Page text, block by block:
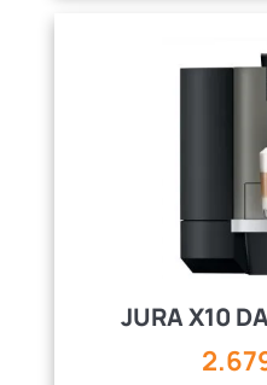
JURA X10